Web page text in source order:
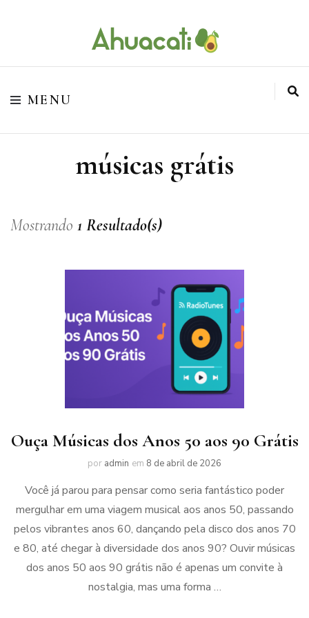
Ahuacati
O melhor da Internet em um só lugar
MENU
músicas grátis
Mostrando 1 Resultado(s)
Ouça Músicas dos Anos 50 aos 90 Grátis
por admin em 8 de abril de 2026
Você já parou para pensar como seria fantástico poder
mergulhar em uma viagem musical aos anos 50, passando
pelos vibrantes anos 60, dançando pela disco dos anos 70
e 80, até chegar à diversidade dos anos 90? Ouvir músicas
dos anos 50 aos 90 grátis não é apenas um convite à
nostalgia, mas uma forma …